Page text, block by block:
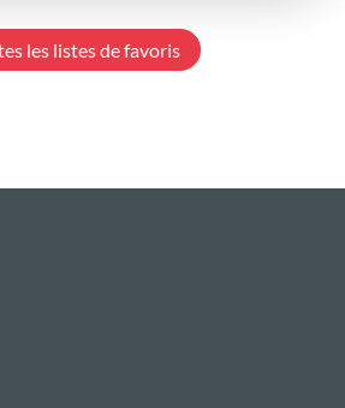
les listes de favoris